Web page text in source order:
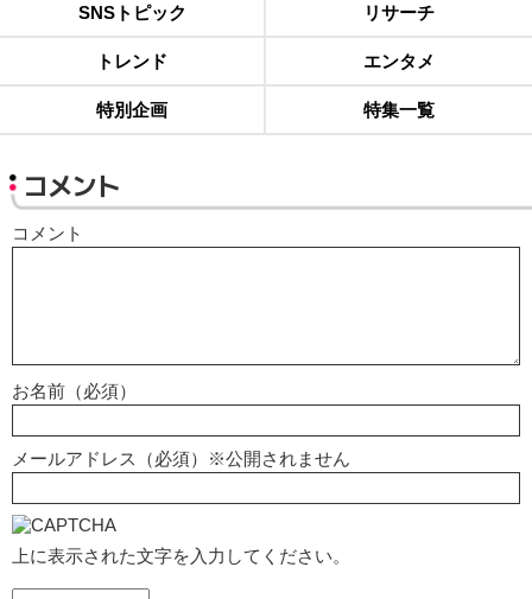
SNSトピック リサーチ
トレンド エンタメ
特別企画 特集一覧
コメント
コメント
お名前（必須）
メールアドレス（必須）※公開されません
上に表示された文字を入力してください。